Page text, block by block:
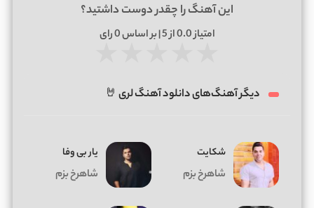
این آهنگ را چقدر دوست داشتید؟
امتیاز0.0از 5 | بر اساس 0رای
دیگر آهنگ‌های دانلود آهنگ لری 🤘
شکایت
شاهرخ بزم
یار بی وفا
شاهرخ بزم